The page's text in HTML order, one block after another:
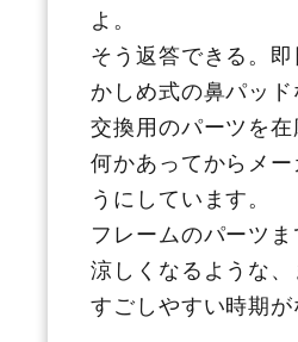
よ。
そう返答できる。
かしめ式の鼻パッド
交換用のパーツを
何かあってからメ
うにしています。
フレームのパーツ
涼しくなるような
すごしやすい時期